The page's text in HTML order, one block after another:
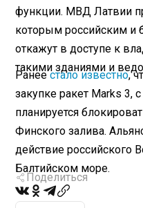
функции. МВД Латвии
которым российским и
откажут в доступе к
такими зданиями и
Ранеестало известно,
закупке ракет Marks
планируется
Финского залива.
действие российского
Балтийском море.
Поделиться